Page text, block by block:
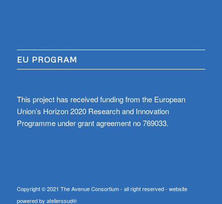
EU PROGRAM
This project has received funding from the European
Union’s Horizon 2020 Research and Innovation
Programme under grant agreement no 769033.
Copyright © 2021 The Avenue Consortium - all right reserved - website
powered by atelierssud®